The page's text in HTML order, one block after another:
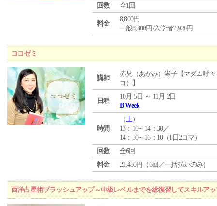
回数
全1回
料金
8,800円
一般8,800円/入学者7,920円
ココゼミ
講師
赤見（あかみ）淑子【マダム呼々
コ）】
日程
10月 5日 ～ 11月 2日
B Week
時間
（土）
13：10～14：30／
14：50～16：10（1日2コマ）
回数
全6回
料金
21,450円（6回／一括払いのみ）
西洋占星術ブラッシュアップ～中級レベルまでを総復習してスキルア